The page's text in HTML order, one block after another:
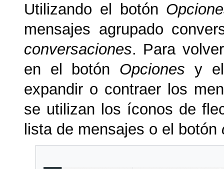
Utilizando el botón
mensajes agrupado
conversaciones. Para
en el botón Opciones y
expandir o contraer los
se utilizan los íconos de
lista de mensajes o el botón